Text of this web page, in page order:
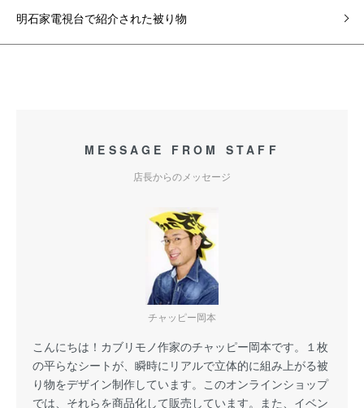
明石家電視台で紹介された被り物
MESSAGE FROM STAFF
店長からのメッセージ
チャッピー岡本
こんにちは！カブリモノ作家のチャッピー岡本です。１枚
の平らなシートが、瞬時にリアルで立体的に組み上がる被
り物をデザイン制作しています。このオンラインショップ
では、それらを商品化して販売しています。また、イベン